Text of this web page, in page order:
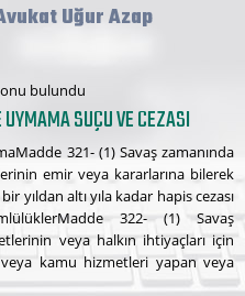
Uğur Azap
bulundu
SUÇU VE CEZASI
321- (1) Savaş zamanında
emir veya kararlarına bilerek
yıldan altı yıla kadar hapis cezası
322- (1) Savaş
veya halkın ihtiyaçları için
kamu hizmetleri yapan veya